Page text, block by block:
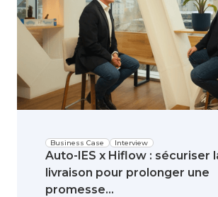
Interview
Business Case
Auto-IES x Hiflow : sécuriser
livraison pour prolonger une
promesse...